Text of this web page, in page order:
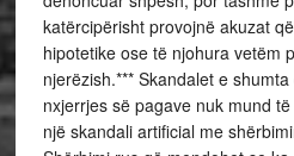
katërcipërisht provojnë akuzat
hipotetike ose të njohura vetëm
njerëzish.*** Skandalet e
nxjerrjes së pagave nuk mund
një skandali artificial me